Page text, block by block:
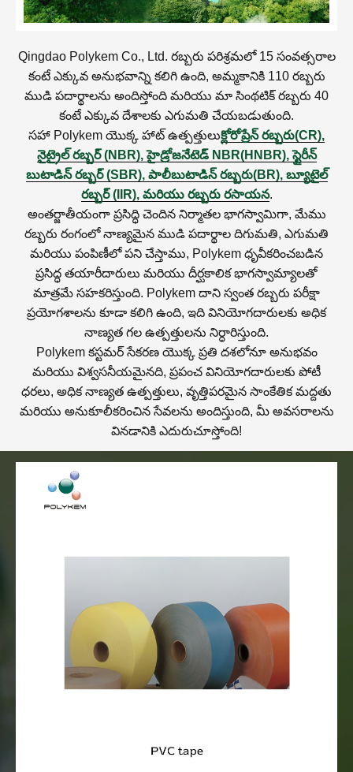
Qingdao Polykem Co., Ltd. రబ్బరు పరిశ్రమలో 15 సంవత్సరాల
కంటే ఎక్కువ అనుభవాన్ని కలిగి ఉంది, అమ్మకానికి 110 రబ్బరు
ముడి పదార్థాలను అందిస్తోంది మరియు మా సింథటిక్ రబ్బరు 40
కంటే ఎక్కువ దేశాలకు ఎగుమతి చేయబడుతుంది.
సహా Polykem యొక్క హాట్ ఉత్పత్తులుక్లోరోప్రేన్ రబ్బరు(CR),
నైట్రైల్ రబ్బర్ (NBR),హైడ్రోజనేటెడ్ NBR(HNBR),స్టైరీన్
బుటాడిన్ రబ్బర్ (SBR), పాలీబుటాడిన్ రబ్బరు(BR), బ్యూటైల్
రబ్బర్ (IIR), మరియు రబ్బరు రసాయన.
అంతర్జాతీయంగా ప్రసిద్ధి చెందిన నిర్మాతల భాగస్వామిగా, మేము
రబ్బరు రంగంలో నాణ్యమైన ముడి పదార్థాల దిగుమతి, ఎగుమతి
మరియు పంపిణీలో పని చేస్తాము, Polykem ధృవీకరించబడిన
ప్రసిద్ధ తయారీదారులు మరియు దీర్ఘకాలిక భాగస్వామ్యాలతో
మాత్రమే సహకరిస్తుంది. Polykem దాని స్వంత రబ్బరు పరీక్షా
ప్రయోగశాలను కూడా కలిగి ఉంది, ఇది వినియోగదారులకు అధిక
నాణ్యత గల ఉత్పత్తులను నిర్ధారిస్తుంది.
Polykem కస్టమర్ సేకరణ యొక్క ప్రతి దశలోనూ అనుభవం
మరియు విశ్వసనీయమైనది, ప్రపంచ వినియోగదారులకు పోటీ
ధరలు, అధిక నాణ్యత ఉత్పత్తులు, వృత్తిపరమైన సాంకేతిక మద్దతు
మరియు అనుకూలీకరించిన సేవలను అందిస్తుంది, మీ అవసరాలను
వినడానికి ఎదురుచూస్తోంది!